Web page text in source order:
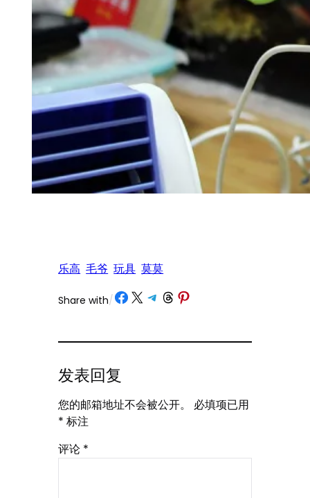
乐高 毛爷 玩具 莫莫
Share with/ Share on Facebook
Share on X Share on Telegram
Share on Threads
Share on Pinterest
发表回复
您的邮箱地址不会被公开。
必填项已用
* 标注
评论 *